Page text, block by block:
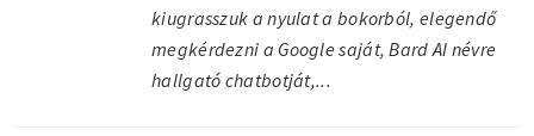
kiugrasszuk a nyulat a bokorból, elegendő
megkérdezni a Google saját, Bard AI névre
hallgató chatbotját,...